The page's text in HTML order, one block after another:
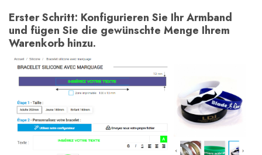
Erster Schritt: Konfigurieren Sie Ihr Armband
und fügen Sie die gewünschte Menge Ihrem
Warenkorb hinzu.